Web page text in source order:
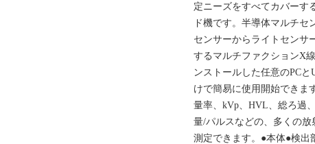
定ニーズをすべてカバーす
ド機です。半導体マルチ
センサーからライトセンサ
するマルチファクションX
ンストールした任意のPC
けで簡易に使用開始できま
量率、kVp、HVL、総ろ過
量/パルスなどの、多くの
測定できます。●本体●検出